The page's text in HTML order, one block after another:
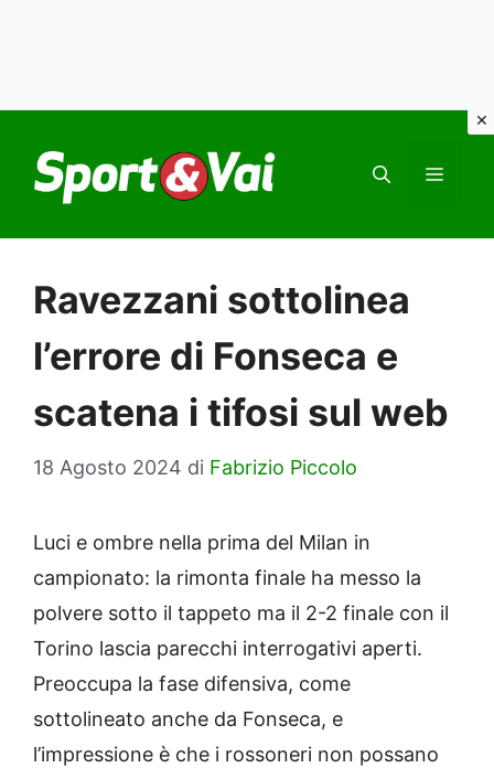
contenuto
Ravezzani sottolinea
l’errore di Fonseca e
scatena i tifosi sul web
18 Agosto 2024 di Fabrizio Piccolo
Luci e ombre nella prima del Milan in
campionato: la rimonta finale ha messo la
polvere sotto il tappeto ma il 2-2 finale con il
Torino lascia parecchi interrogativi aperti.
Preoccupa la fase difensiva, come
sottolineato anche da Fonseca, e
l’impressione è che i rossoneri non possano